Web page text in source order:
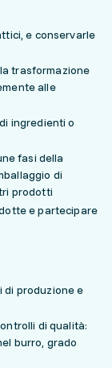
e conservarle
trasformazione
alle
ingredienti o
fasi della
di
prodotti
e partecipare
di produzione e
di qualità:
burro, grado